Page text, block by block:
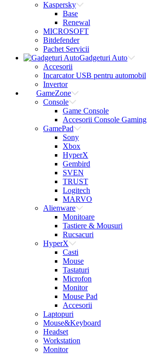
Kaspersky
Base
Renewal
MICROSOFT
Bitdefender
Pachet Servicii
Gadgeturi Auto
Accesorii
Incarcator USB pentru automobil
Invertor
GameZone
Console
Game Console
Accesorii Console Gaming
GamePad
Sony
Xbox
HyperX
Gembird
SVEN
TRUST
Logitech
MARVO
Alienware
Monitoare
Tastiere & Mousuri
Rucsacuri
HyperX
Casti
Mouse
Tastaturi
Microfon
Monitor
Mouse Pad
Accesorii
Laptopuri
Mouse&Keyboard
Headset
Workstation
Monitor